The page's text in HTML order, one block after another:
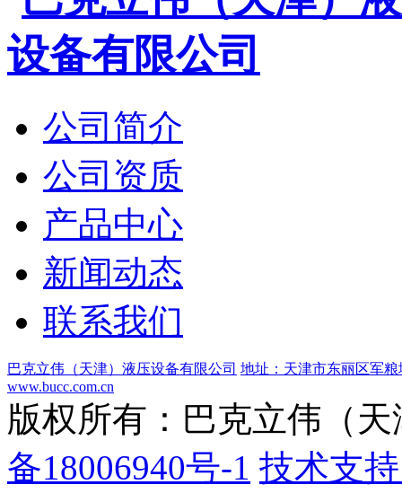
公司简介
公司资质
产品中心
新闻动态
联系我们
巴克立伟（天津）液压设备有限公司 地址：天津市东丽区军粮
www.bucc.com.cn
版权所有：巴克立伟（
备18006940号-1 技术支